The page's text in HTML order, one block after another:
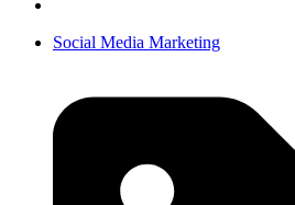
Social Media Marketing